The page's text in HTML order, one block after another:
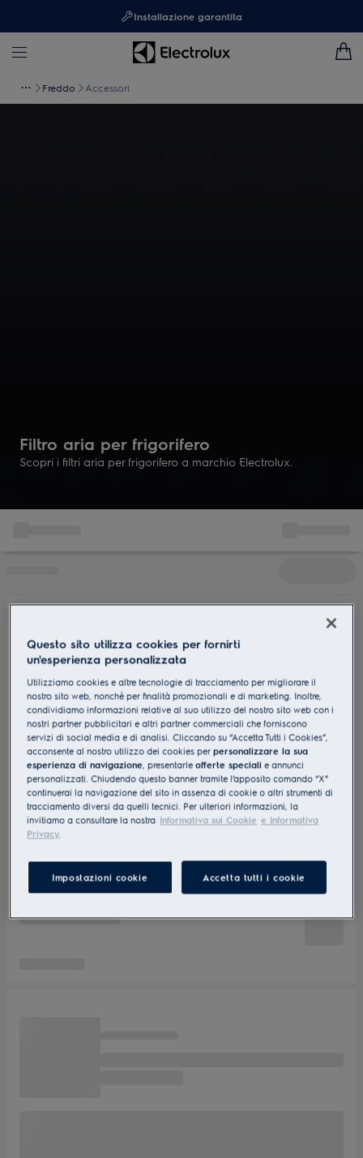
Installazione garantita
Freddo Accessori
Filtro aria per frigorifero
Scopri i filtri aria per frigorifero a marchio Electrolux.
Questo sito utilizza cookies per fornirti
un'esperienza personalizzata
Utilizziamo cookies e altre tecnologie di tracciamento per migliorare il
nostro sito web, nonchè per finalità promozionali e di marketing. Inoltre,
condividiamo informazioni relative al suo utilizzo del nostro sito web con i
nostri partner pubblicitari e altri partner commerciali che forniscono
servizi di social media e di analisi. Cliccando su “Accetta Tutti i Cookies”,
acconsente al nostro utilizzo dei cookies perpersonalizzare la sua
esperienza di navigazione, presentarleofferte speciali e annunci
personalizzati. Chiudendo questo banner tramite l’apposito comando “X”
continuerai la navigazione del sito in assenza di cookie o altri strumenti di
tracciamento diversi da quelli tecnici. Per ulteriori informazioni, la
invitiamo a consultare la nostra Informativa sui Cookie e Informativa
Privacy.
Impostazioni cookie Accetta tutti i cookie